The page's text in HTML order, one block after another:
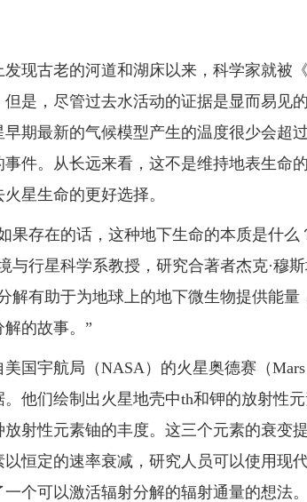
发现古老的河道和湖床以来，科学家就被
是，尽管过去水活动的证据是显而易见
早期最新的气候模型产生的温度很少会超
件。从长远来看，这不是维持地表生命
星生命的更好选择。
果存在的话，这种地下生命的本质是什
与行星科学系教授，研究合著者杰克·穆斯
解有助于为地球上的地下微生物提供能
的故事。”
国宇航局（NASA）的火星奥德赛（
他们绘制出火星地壳中th和钾的放射性
射性元素铀的丰度。这三个元素的衰变
恒定的速率衰减，研究人员可以使用现
个可以激活辐射分解的辐射通量的想法。